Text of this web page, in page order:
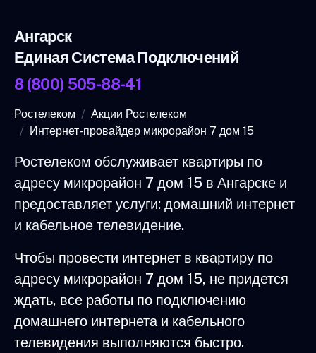
Ангарск
Единая Система Подключений
8 (800) 505-88-41
Ростелеком
Акции Ростелеком
Интернет-провайдер микрорайон 7 дом 15
Ростелеком обслуживает квартиры по
адресу микрорайон 7 дом 15 в Ангарске и
предоставляет услуги: домашний интернет
и кабельное телевидение.
Чтобы провести интернет в квартиру по
адресу микрорайон 7 дом 15, не придется
ждать, все работы по подключению
домашнего интернета и кабельного
телевидения выполняются быстро.